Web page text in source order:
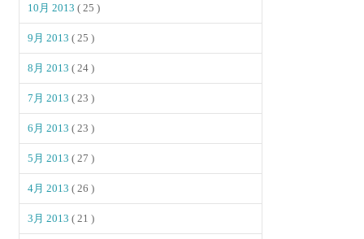
10月 2013( 25 )
9月 2013( 25 )
8月 2013( 24 )
7月 2013( 23 )
6月 2013( 23 )
5月 2013( 27 )
4月 2013( 26 )
3月 2013( 21 )